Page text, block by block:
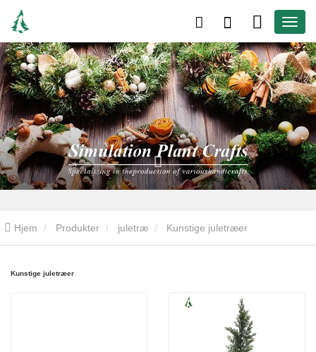
Hjem Produkter juletræ Kunstige juletræer
Kunstige juletræer